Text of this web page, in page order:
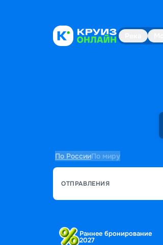
По РоссииПо миру
ОТПРАВЛЕНИЯ
Раннее бронирование
2027